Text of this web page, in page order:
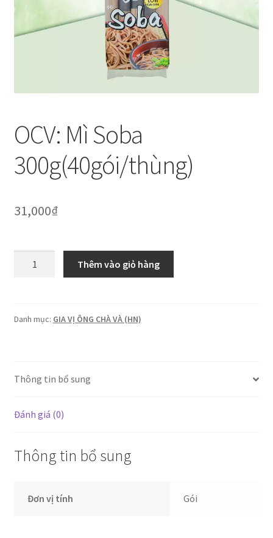
Thanh toán
OCV: Mì Soba
300g(40gói/thùng)
31,000₫
số
Thêm vào giỏ hàng
Danh mục: GIA VỊ ÔNG CHÀ VÀ (HN)
Thông tin bổ sung
Đánh giá (0)
Thông tin bổ sung
Đơn vị tính Gói